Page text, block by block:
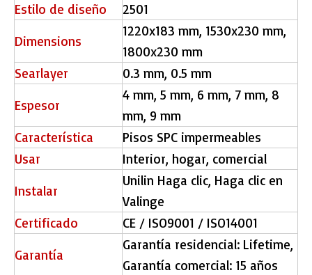
Estilo de diseño
2501
Dimensions
1220x183 mm, 1530x230 mm,
1800x230 mm
Searlayer
0.3 mm, 0.5 mm
Espesor
4 mm, 5 mm, 6 mm, 7 mm, 8
mm, 9 mm
Característica
Pisos SPC impermeables
Usar
Interior, hogar, comercial
Instalar
Unilin Haga clic, Haga clic en
Valinge
Certificado
CE / ISO9001 / ISO14001
Garantía
Garantía residencial: Lifetime,
Garantía comercial: 15 años